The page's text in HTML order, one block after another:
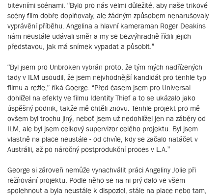
bitevními scénami. “Bylo pro nás velmi důležité, aby naše trikové
scény film dobře doplňovaly, ale žádným způsobem nenarušovaly
vyprávění příběhu. Angelina a hlavní kameraman Roger Deakins
nám neustále udávali směr a my se bezvýhradně řídili jejich
představou, jak má snímek vypadat a působit.”
“Byl jsem pro Unbroken vybrán proto, že tým mých nadřízených
tady v ILM usoudil, že jsem nejvhodnější kandidát pro tenhle typ
filmu a režie,” říká Goerge. “Před časem jsem pro Universal
dohlížel na efekty ve filmu Identity Thief a to se ukázalo jako
úspěšný podnik, takže mě chtěli znovu. Tenhle projekt pro mě
ovšem byl trochu jiný, neboť jsem už nedohlížel jen na záběry od
ILM, ale byl jsem celkový supervizor celého projektu. Byl jsem
vlastně na place neustále - od chvíle, kdy se začalo natáčet v
Austrálii, až po náročný postprodukční proces v L.A.”
George si zároveň nemůže vynachválit práci Angeliny Jolie při
režírování projektu. Podle něho se na ni prý dalo ve všem
spolehnout a byla neustále k dispozici, stále na place nebo tam,